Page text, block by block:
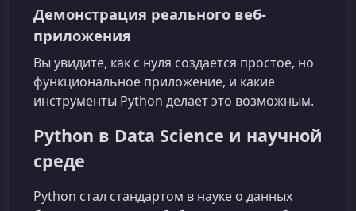
Демонстрация реального веб-
приложения
Вы увидите, как с нуля создается простое, но
функциональное приложение, и какие
инструменты Python делает это возможным.
Python в Data Science и научной
среде
Python стал стандартом в науке о данных